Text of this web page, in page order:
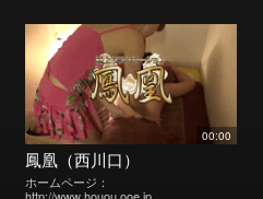
00:00
鳳凰（西川口）
ホームページ：
http://www.houou.ooe.jp…